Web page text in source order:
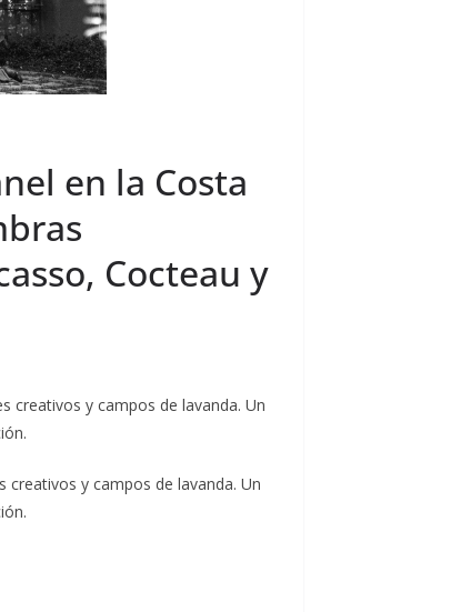
en la Costa
Cocteau y
creativos y campos de lavanda. Un
creativos y campos de lavanda. Un